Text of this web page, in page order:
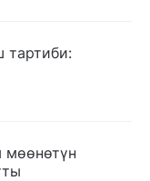
тартиби:
мөөнөтүн